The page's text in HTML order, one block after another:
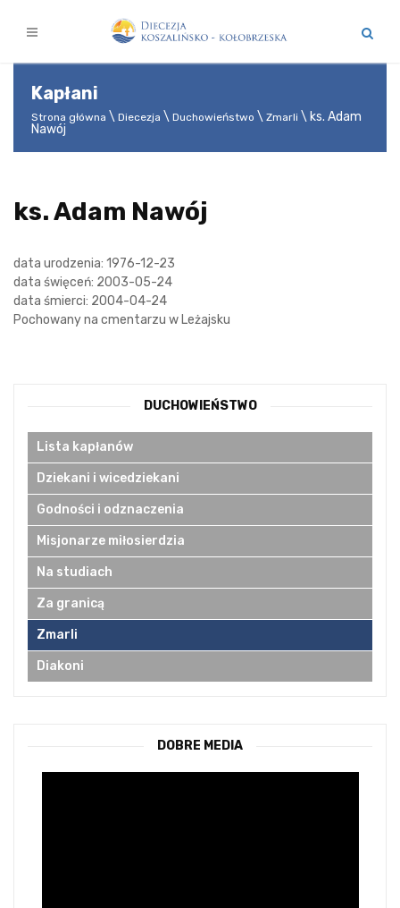
Kapłani
Strona główna Diecezja Duchowieństwo Zmarli
ks. Adam
Nawój
ks. Adam Nawój
data urodzenia: 1976-12-23
data święceń: 2003-05-24
data śmierci: 2004-04-24
Pochowany na cmentarzu w Leżajsku
DUCHOWIEŃSTWO
Lista kapłanów
Dziekani i wicedziekani
Godności i odznaczenia
Misjonarze miłosierdzia
Na studiach
Za granicą
Zmarli
Diakoni
DOBRE MEDIA